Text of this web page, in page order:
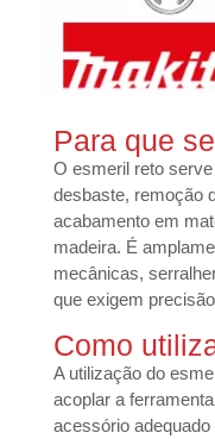
Para que
O esmeril reto
desbaste, remoção
acabamento em
madeira. É
mecânicas,
que exigem
Como
A utilização do
acoplar a
acessório